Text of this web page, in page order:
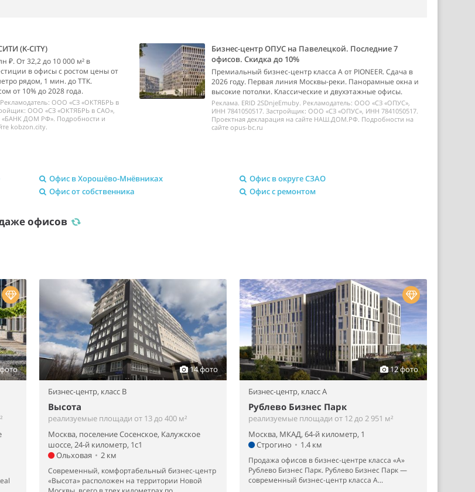
(K-CITY)
₽. От 32,2 до 10 000 м² в
в офисы с ростом цены от
рядом, 1 мин. до ТТК.
от 10% до 2028 года.
Рекламодатель: ООО «СЗ «ОКТЯБРЬ в
ООО «СЗ «ОКТЯБРЬ в САО»,
ДОМ РФ». Подробности и
kobzon.city.
Бизнес-центр ОПУС на Павелецкой. Последние 7
офисов. Скидка до 10%
Премиальный бизнес-центр класса А от PIONEER. Сдача в
2026 году. Первая линия Москвы-реки. Панорамные окна и
высокие потолки. Классические и двухэтажные офисы.
Реклама. ERID 2SDnjeEmuby. Рекламодатель: ООО «СЗ «ОПУС»,
ИНН 7841050517. Застройщик: ООО «СЗ «ОПУС», ИНН 7841050517.
Проектная декларация на сайте НАШ.ДОМ.РФ. Подробности на
сайте opus-bc.ru
Офис в Хорошёво-Мнёвниках
Офис в округе СЗАО
Офис от собственника Офис с ремонтом
офисов
14 фото
Бизнес-центр, класс B
Высота
реализуемые площади от 13 до 400 м²
Москва, поселение Сосенское, Калужское
шоссе, 24-й километр, 1с1
Ольховая • 2 км
Современный, комфортабельный бизнес-центр
«Высота» расположен на территории Новой
12 фото
Бизнес-центр, класс A
Рублево Бизнес Парк
реализуемые площади от 12 до 2 951 м²
Москва, МКАД, 64-й километр, 1
Строгино • 1.4 км
Продажа офисов в бизнес-центре класса «А»
Рублево Бизнес Парк. Рублево Бизнес Парк —
современный бизнес-центр класса А...